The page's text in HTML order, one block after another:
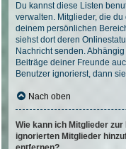
Du kannst diese Listen
verwalten. Mitglieder, die
deinem persönlichen
siehst dort deren
Nachricht senden.
Beiträge deiner Freunde
Benutzer ignorierst, dann
Nach oben
Wie kann ich Mitglieder
ignorierten Mitglieder